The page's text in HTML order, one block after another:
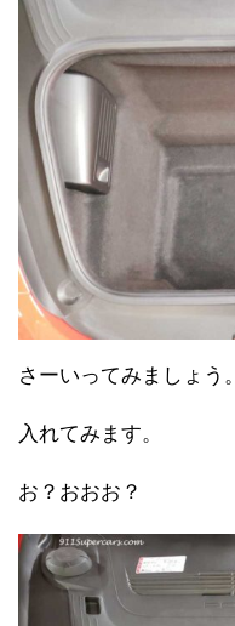
さーいってみましょう。
入れてみます。
お？おおお？